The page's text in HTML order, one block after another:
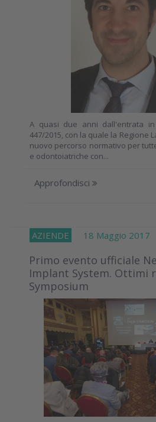
A quasi due anni dall'entrata
447/2015, con la quale la Regione
nuovo percorso normativo per
e odontoiatriche con...
Approfondisci
AZIENDE 18 Maggio 2017
Primo evento ufficiale
Implant System. Ottimi
Symposium